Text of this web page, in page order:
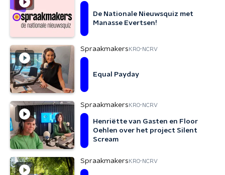
De Nationale Nieuwsquiz met
Manasse Evertsen!
Spraakmakers KRO-NCRV
Equal Payday
Spraakmakers KRO-NCRV
Henriëtte van Gasten en Floor
Oehlen over het project Silent
Scream
Spraakmakers KRO-NCRV